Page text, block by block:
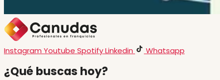
Instagram Youtube SpotifyLinkedin Whatsapp
¿Qué buscas hoy?